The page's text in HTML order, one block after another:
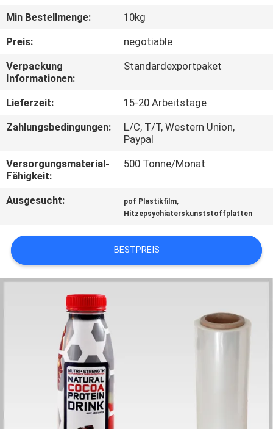
FABRIK-
AUSFLUG
QUALITÄTSKONTROLLE
SIE
MIT
UNS
IN
NACHRICHTEN
FORDERN
ZITAT
SITEMAP
DATENSCHUTZRICHTLINIE
Min Bestellmenge:
10kg
Preis:
negotiable
Verpackung
Informationen:
Standardexportpaket
Lieferzeit:
15-20 Arbeitstage
Zahlungsbedingungen:
L/C, T/T, Western Union,
Paypal
Versorgungsmaterial-
Fähigkeit:
500 Tonne/Monat
Ausgesucht: pof Plastikfilm,
Hitzepsychiaterskunststoffplatten
BESTPREIS